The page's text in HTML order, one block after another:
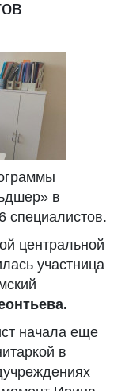
в
специалистов.
центральной
участница
начала еще
в